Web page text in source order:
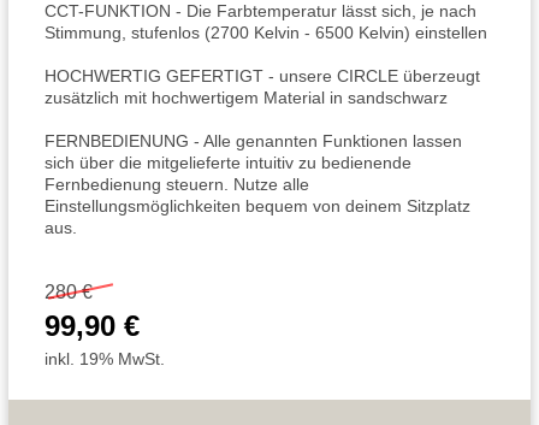
CCT-FUNKTION - Die Farbtemperatur lässt sich, je nach
Stimmung, stufenlos (2700 Kelvin - 6500 Kelvin) einstellen
HOCHWERTIG GEFERTIGT - unsere CIRCLE überzeugt
zusätzlich mit hochwertigem Material in sandschwarz
FERNBEDIENUNG - Alle genannten Funktionen lassen
sich über die mitgelieferte intuitiv zu bedienende
Fernbedienung steuern. Nutze alle
Einstellungsmöglichkeiten bequem von deinem Sitzplatz
aus.
280 €
99,90 €
inkl. 19% MwSt.